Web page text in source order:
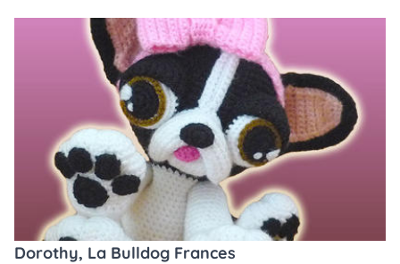
Dorothy, La Bulldog Frances